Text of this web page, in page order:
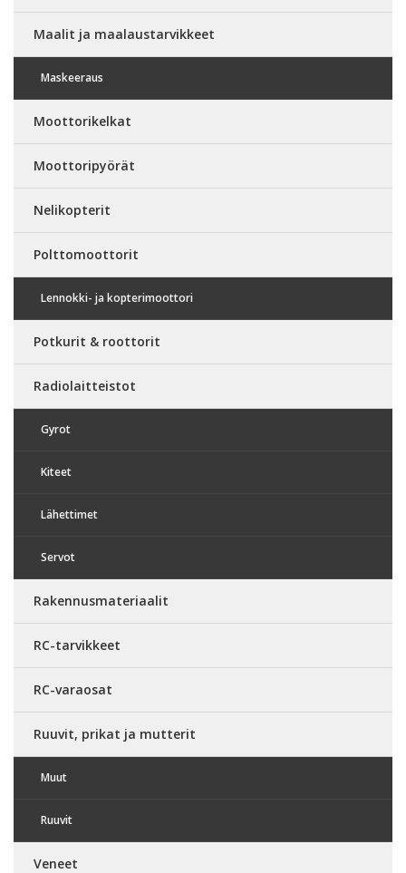
Maalit ja maalaustarvikkeet
Maskeeraus
Moottorikelkat
Moottoripyörät
Nelikopterit
Polttomoottorit
Lennokki- ja kopterimoottori
Potkurit & roottorit
Radiolaitteistot
Gyrot
Kiteet
Lähettimet
Servot
Rakennusmateriaalit
RC-tarvikkeet
RC-varaosat
Ruuvit, prikat ja mutterit
Muut
Ruuvit
Veneet